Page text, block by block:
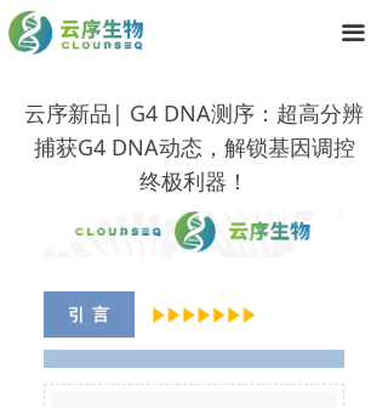
끀
首页
产品中心
云序新品| G4 DNA测序：超高分辨
捕获G4 DNA动态，解锁基因调控
终极利器！
引 言